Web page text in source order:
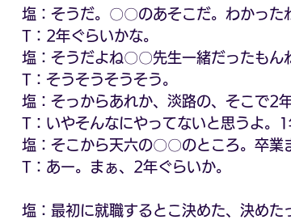
塩：そうだ。〇〇のあそこだ。わかった
T：2年ぐらいかな。
塩：そうだよね〇〇先生一緒だったもん
T：そうそうそうそう。
塩：そっからあれか、淡路の、そこで2
T：いやそんなにやってないと思うよ。1
塩：そこから天六の〇〇のところ。卒業
T：あー。まぁ、2年ぐらいか。
塩：最初に就職するとこ決めた、決め